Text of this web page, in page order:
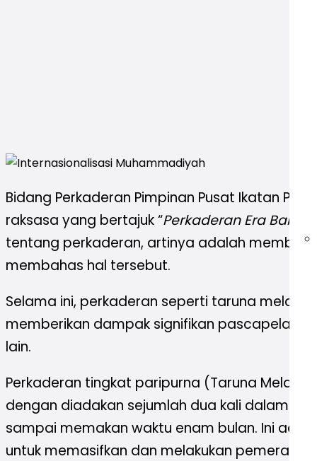
Bidang Perkaderan Pimpinan Pusat Ikatan
raksasa yang bertajuk “Perkaderan Era Baru:
tentang perkaderan, artinya adalah
membahas hal tersebut.
Selama ini, perkaderan seperti taruna melati
memberikan dampak signifikan
lain.
Perkaderan tingkat paripurna (Taruna Melati
dengan diadakan sejumlah dua kali dalam
sampai memakan waktu enam bulan. Ini
untuk memasifkan dan melakukan